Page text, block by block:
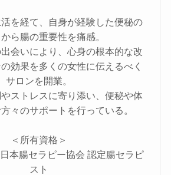
を経て、自身が経験した便秘の
ら腸の重要性を痛感。​
会いにより、心身の根本的な改
効果を多くの女性に伝えるべく
サロンを開業。​
ストレスに寄り添い、便秘や体
々のサポートを行っている。
＜所有資格＞
本腸セラピー協会 認定腸セラピ
スト